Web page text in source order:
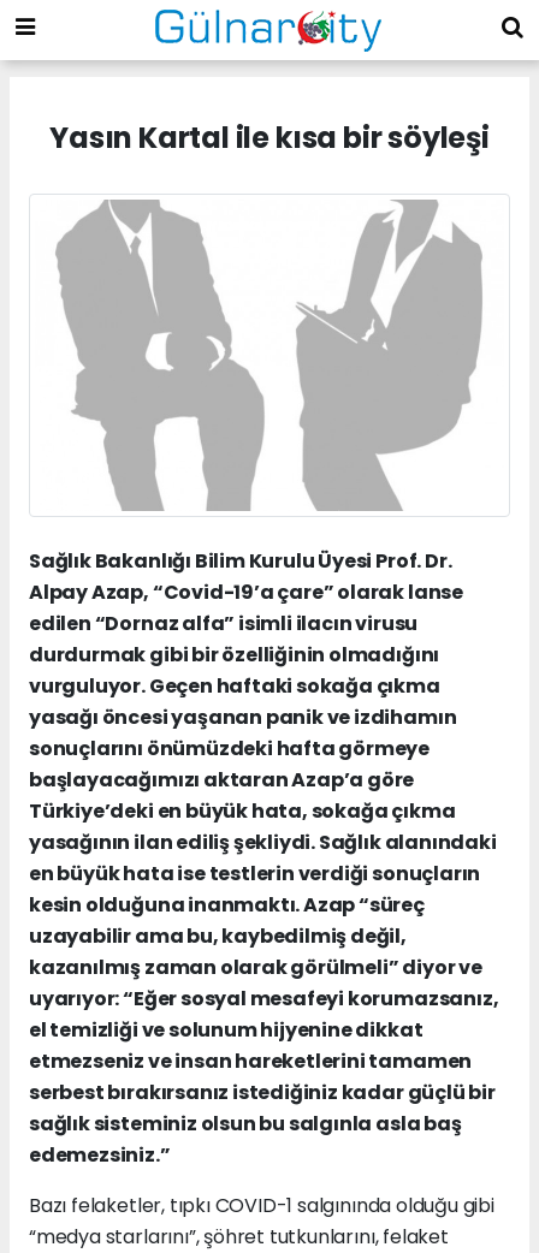
Yasın Kartal ile kısa bir söyleşi
Sağlık Bakanlığı Bilim Kurulu Üyesi Prof. Dr.
Alpay Azap, “Covid-19’a çare” olarak lanse
edilen “Dornaz alfa” isimli ilacın virusu
durdurmak gibi bir özelliğinin olmadığını
vurguluyor. Geçen haftaki sokağa çıkma
yasağı öncesi yaşanan panik ve izdihamın
sonuçlarını önümüzdeki hafta görmeye
başlayacağımızı aktaran Azap’a göre
Türkiye’deki en büyük hata, sokağa çıkma
yasağının ilan ediliş şekliydi. Sağlık alanındaki
en büyük hata ise testlerin verdiği sonuçların
kesin olduğuna inanmaktı. Azap “süreç
uzayabilir ama bu, kaybedilmiş değil,
kazanılmış zaman olarak görülmeli” diyor ve
uyarıyor: “Eğer sosyal mesafeyi korumazsanız,
el temizliği ve solunum hijyenine dikkat
etmezseniz ve insan hareketlerini tamamen
serbest bırakırsanız istediğiniz kadar güçlü bir
sağlık sisteminiz olsun bu salgınla asla baş
edemezsiniz.”
Bazı felaketler, tıpkı COVID-1 salgınında olduğu gibi
“medya starlarını”, şöhret tutkunlarını, felaket